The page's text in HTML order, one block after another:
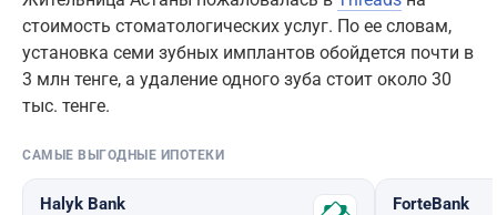
стоимость стоматологических услуг. По ее словам,
установка семи зубных имплантов обойдется почти в
3 млн тенге, а удаление одного зуба стоит около 30
тыс. тенге.
САМЫЕ ВЫГОДНЫЕ ИПОТЕКИ
Halyk Bank ForteBank